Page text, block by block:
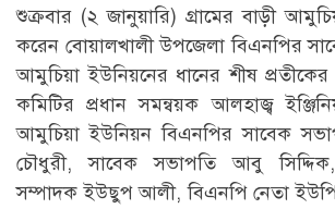
শুক্রবার (২ জানুয়ারি) গ্রামের বাড়ী
করেন বোয়ালখালী উপজেলা বিএনপির
আমুচিয়া ইউনিয়নের ধানের শীষ প্রতীকের
কমিটির প্রধান সমন্বয়ক আলহাজ্ব
আমুচিয়া ইউনিয়ন বিএনপির সাবেক
চৌধুরী, সাবেক সভাপতি আবু
সম্পাদক ইউছুপ আলী, বিএনপি নেতা